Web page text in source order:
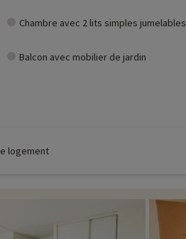
Chambre avec 2 lits simples jumelables
Balcon avec mobilier de jardin
logement